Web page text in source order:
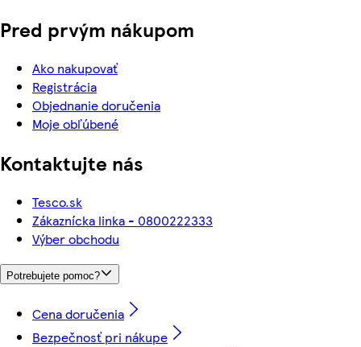
Pred prvým nákupom
Ako nakupovať
Registrácia
Objednanie doručenia
Moje obľúbené
Kontaktujte nás
Tesco.sk
Zákaznícka linka - 0800222333
Výber obchodu
Potrebujete pomoc?
Cena doručenia
Bezpečnosť pri nákupe